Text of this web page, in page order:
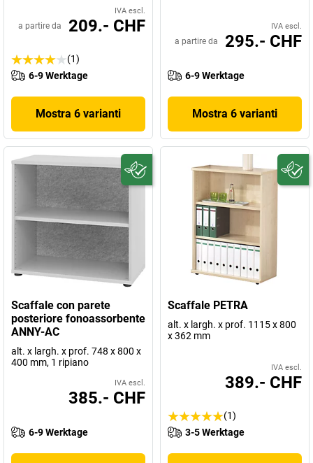
IVA escl.
a partire da 209.- CHF
(1)
6-9 Werktage
Mostra 6 varianti
IVA escl.
a partire da 295.- CHF
6-9 Werktage
Mostra 6 varianti
Scaffale con parete
posteriore fonoassorbente
ANNY-AC
alt. x largh. x prof. 748 x 800 x
400 mm, 1 ripiano
IVA escl.
385.- CHF
6-9 Werktage
Scaffale PETRA
alt. x largh. x prof. 1115 x 800
x 362 mm
IVA escl.
389.- CHF
(1)
3-5 Werktage